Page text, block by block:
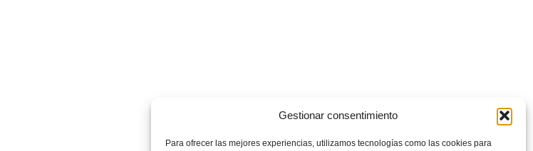
Gestionar consentimiento
Para ofrecer las mejores experiencias, utilizamos tecnologías como las cookies para